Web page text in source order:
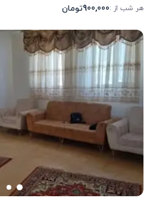
هر شب از :900,000تومان